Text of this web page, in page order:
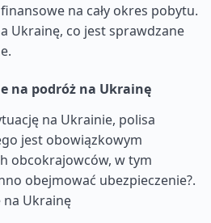
na cały okres pobytu.
Ukrainę, co jest sprawdzane
na podróż na Ukrainę
na Ukrainie, polisa
jest obowiązkowym
obcokrajowców, w tym
obejmować ubezpieczenie?.
na Ukrainę